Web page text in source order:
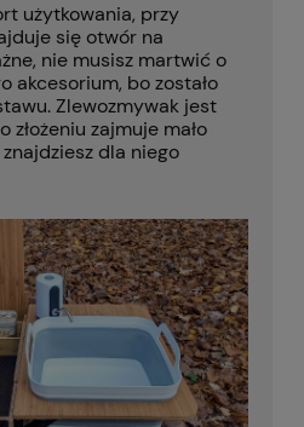
użytkowania, przy
się otwór na
nie musisz martwić o
akcesorium, bo zostało
Zlewozmywak jest
zajmuje mało
dla niego